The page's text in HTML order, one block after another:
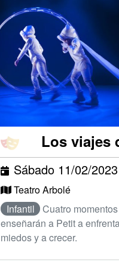
Los viajes
Sábado 11/02/2023
Teatro Arbolé
Infantil
Cuatro
enseñarán a Petit a
miedos y a crecer.